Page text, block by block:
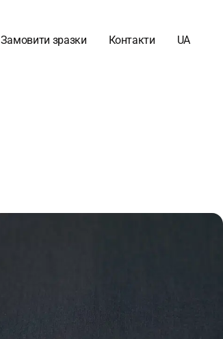
Замовити зразки Контакти UA